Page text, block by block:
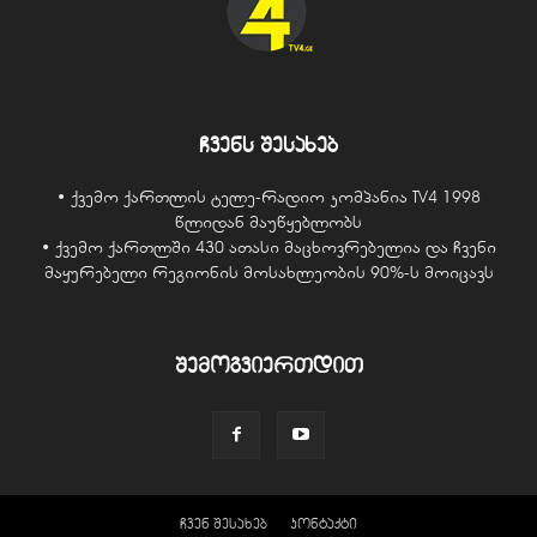
ჩვენს შესახებ
• ქვემო ქართლის ტელე-რადიო კომპანია TV4 1998
წლიდან მაუწყებლობს
• ქვემო ქართლში 430 ათასი მაცხოვრებელია და ჩვენი
მაყურებელი რეგიონის მოსახლეობის 90%-ს მოიცავს
შემოგვიერთდით
ჩვენ შესახებ კონტაქტი